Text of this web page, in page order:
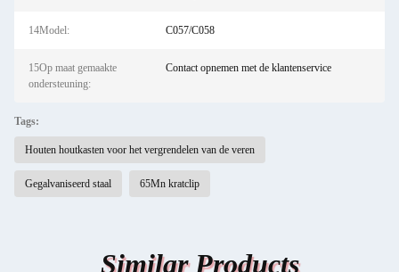
14Model: C057/C058
15Op maat gemaakte
ondersteuning:
Contact opnemen met de klantenservice
Tags:
Houten houtkasten voor het vergrendelen van de veren
Gegalvaniseerd staal 65Mn kratclip
Similar Products